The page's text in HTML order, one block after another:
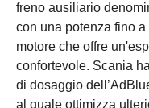
freno ausiliario
con una potenza fino
motore che offre
confortevole. Scania
di dosaggio
al quale ottimizza